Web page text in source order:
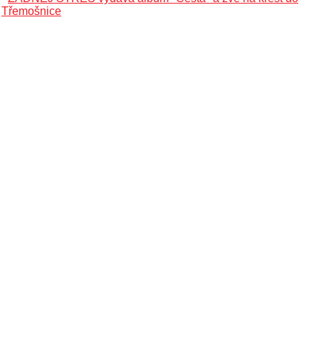
Třemošnice